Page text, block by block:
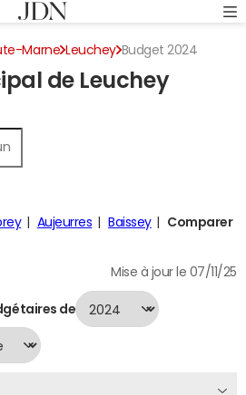
Marne Leuchey Budget 2024
de Leuchey
Aujeurres Baissey
Comparer
Mise à jour le 07/11/25
de